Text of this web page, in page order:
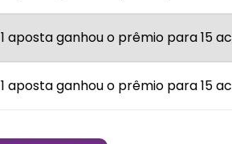
1 aposta ganhou o prêmio para 15
1 aposta ganhou o prêmio para 15